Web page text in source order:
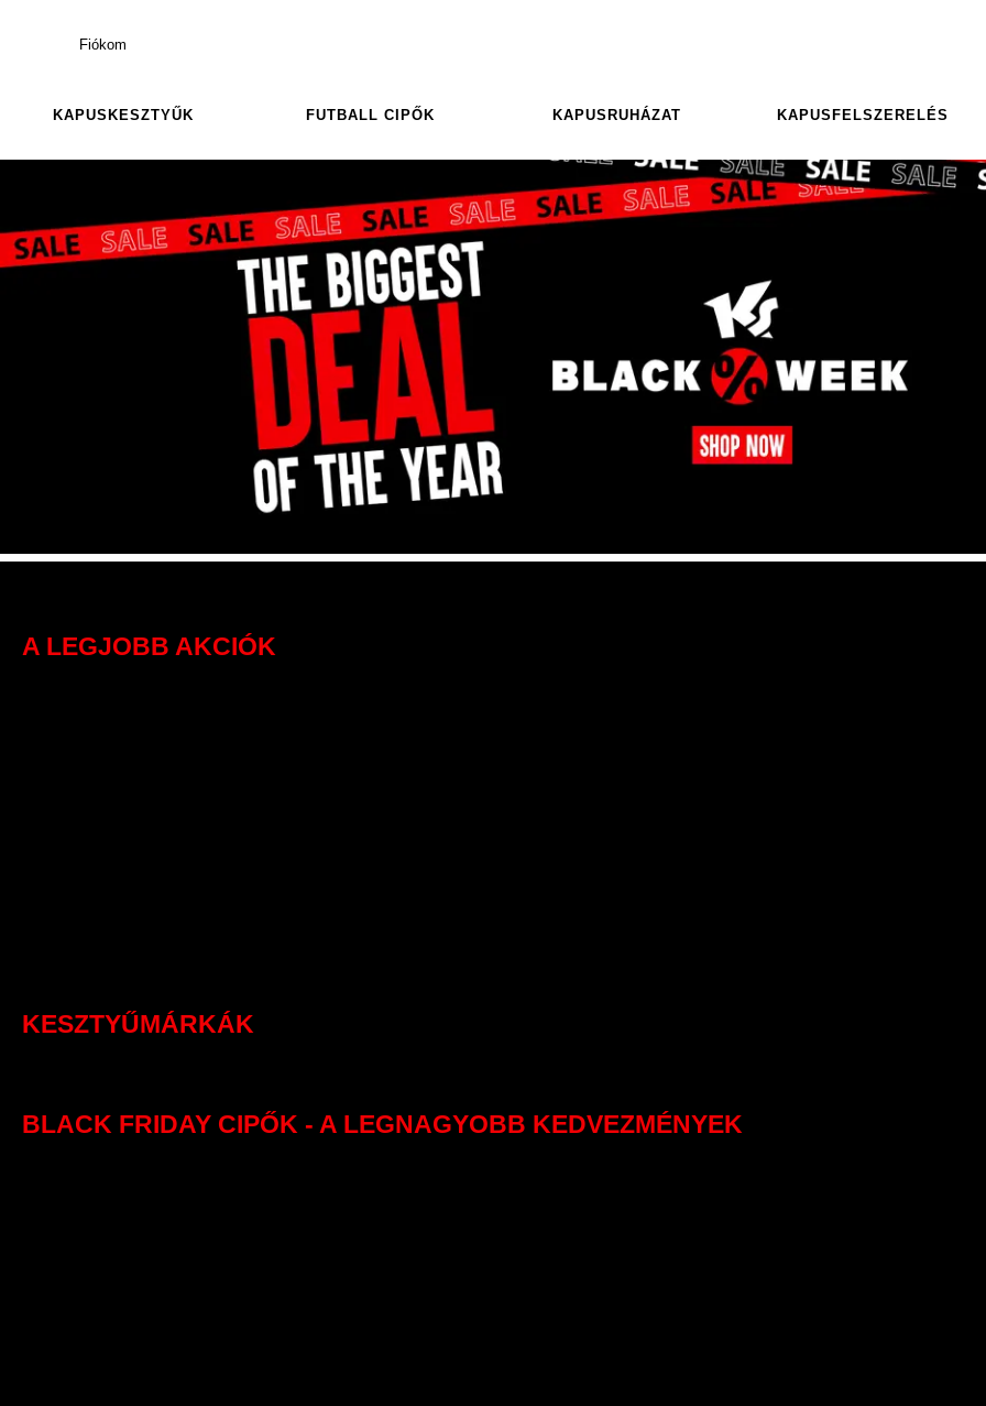
Fiókom
KAPUSKESZTYŰK FUTBALL CIPŐK KAPUSRUHÁZAT KAPUSFELSZERELÉS
A LEGJOBB AKCIÓK
KESZTYŰMÁRKÁK
BLACK FRIDAY CIPŐK - A LEGNAGYOBB KEDVEZMÉNYEK